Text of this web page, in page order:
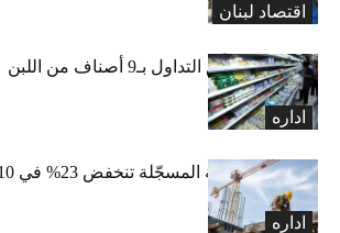
اقتصاد لبنان
اداره
«الاقتصاد» تعلّق التداول بـ9 أصناف من اللبن
واللبنة
اداره
الرخص العقارية المسجّلة
أشهر